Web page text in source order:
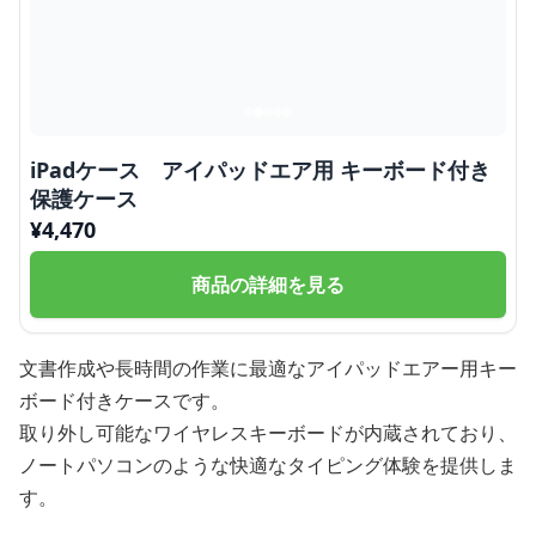
iPadケース アイパッドエア用 キーボード付き
保護ケース
¥4,470
商品の詳細を見る
文書作成や長時間の作業に最適なアイパッドエアー用キー
ボード付きケースです。
取り外し可能なワイヤレスキーボードが内蔵されており、
ノートパソコンのような快適なタイピング体験を提供しま
す。